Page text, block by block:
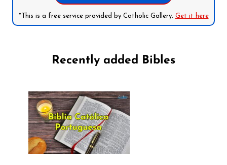
*This is a free service provided by Catholic Gallery. Get it here
Recently added Bibles